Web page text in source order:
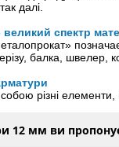
далі.
спектр
балка, швелер,
різні елементи,
12 мм ви